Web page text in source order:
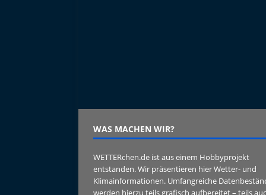
WAS MACHEN WIR?
WETTERchen.de ist aus einem Hobbyprojekt
entstanden. Wir präsentieren hier Wetter- und
Klimainformationen. Umfangreiche
werden hierzu teils grafisch aufbereitet – teils